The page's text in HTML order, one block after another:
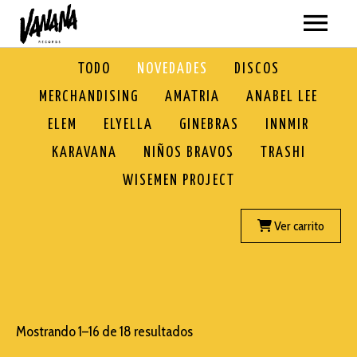
ARTISTAS
VER TODO
AMATRIA
ELYELLA
VÍDEOS
TODOS
ELEM
GIRAS
TODO NOVEDADES
DISCOS
MERCHANDISING
AMATRIA
ANABEL LEE
ELEM
ELYELLA GINEBRAS
INNMIR
KARAVANA
NIÑOS BRAVOS
TRASHI
WISEMEN PROJECT
Ver carrito
Mostrando 1–16 de 18 resultados